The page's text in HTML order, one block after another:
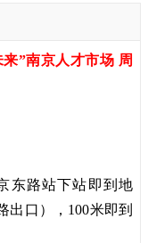
”南京人才市场 周
东路站下站即到地
出口），100米即到